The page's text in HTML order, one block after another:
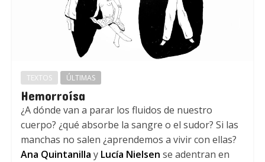
TEXTOS ÚLTIMAS
Hemorroísa
¿A dónde van a parar los fluidos de nuestro
cuerpo? ¿qué absorbe la sangre o el sudor? Si las
manchas no salen ¿aprendemos a vivir con ellas?
Ana Quintanilla y Lucía Nielsen se adentran en